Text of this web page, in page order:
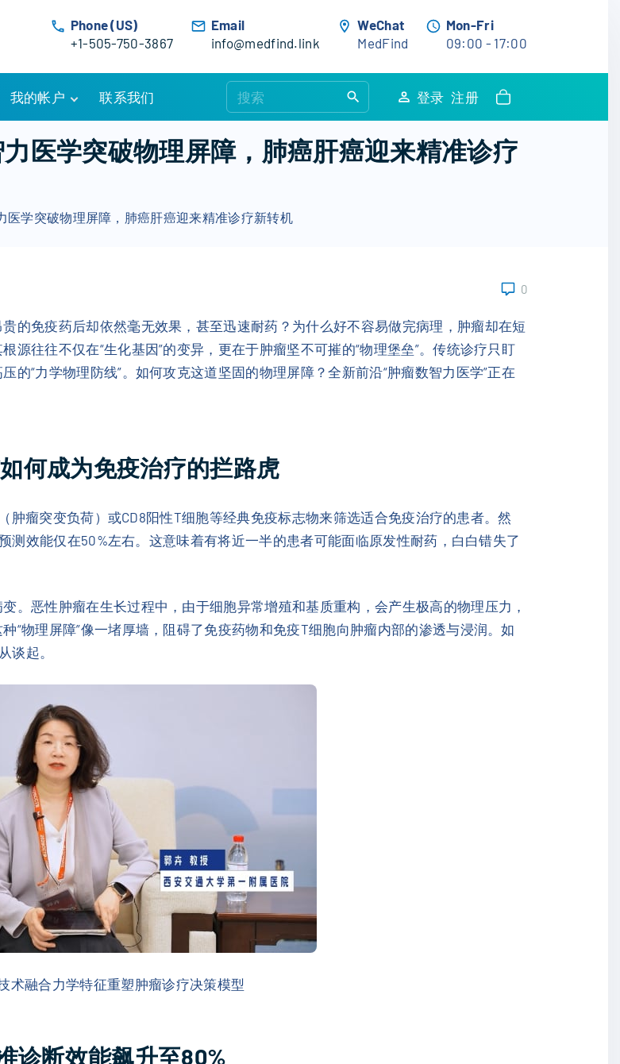
Phone (US)
+1-505-750-3867
Email
info@medfind.link
WeChat
MedFind
Mon-Fri
09:00 - 17:00
我的帐户
账户详情
我的订单
联系我们
e
a
r
登录 注册
医学突破物理屏障，肺癌肝癌迎来精准诊疗
医学突破物理屏障，肺癌肝癌迎来精准诊疗新转机
0
的免疫药后却依然毫无效果，甚至迅速耐药？为什么好不容易做完病理，肿瘤却在短
往往不仅在“生化基因”的变异，更在于肿瘤坚不可摧的“物理堡垒”。传统诊疗只盯
“力学物理防线”。如何攻克这道坚固的物理屏障？全新前沿“肿瘤数智力医学”正在
何成为免疫治疗的拦路虎
肿瘤突变负荷）或CD8阳性T细胞等经典免疫标志物来筛选适合免疫治疗的患者。然
测效能仅在50%左右。这意味着有将近一半的患者可能面临原发性耐药，白白错失了
。恶性肿瘤在生长过程中，由于细胞异常增殖和基质重构，会产生极高的物理压力，
“物理屏障”像一堵厚墙，阻碍了免疫药物和免疫T细胞向肿瘤内部的渗透与浸润。如
谈起。
术融合力学特征重塑肿瘤诊疗决策模型
诊断效能飙升至80%